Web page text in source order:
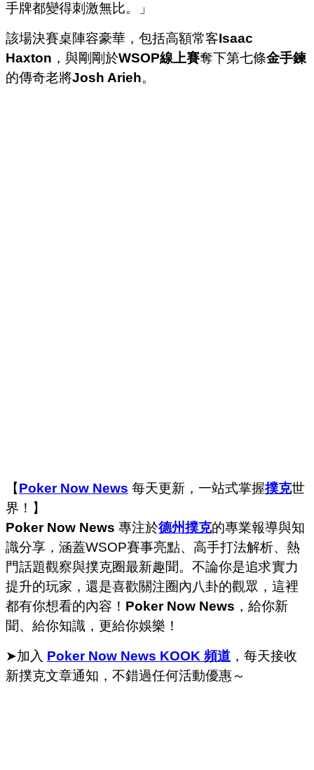
手牌都變得刺激無比。」
該場決賽桌陣容豪華，包括高額常客Isaac
Haxton ，與剛剛於WSOP線上賽奪下第七條金手鍊
的傳奇老將Josh Arieh。
【Poker Now News 每天更新，一站式掌握撲克世
界！】
Poker Now News 專注於德州撲克的專業報導與知
識分享，涵蓋WSOP賽事亮點、高手打法解析、熱
門話題觀察與撲克圈最新趣聞。不論你是追求實力
提升的玩家，還是喜歡關注圈內八卦的觀眾，這裡
都有你想看的內容！ Poker Now News ，給你新
聞、給你知識，更給你娛樂！
➤加入 Poker Now News KOOK 頻道 ，每天接收
新撲克文章通知，不錯過任何活動優惠～